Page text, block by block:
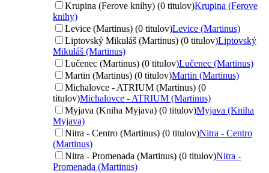
Krupina (Ferove knihy) (0 titulov)Krupina (Ferove
knihy)
Levice (Martinus) (0 titulov)Levice (Martinus)
Liptovský Mikuláš (Martinus) (0 titulov)Liptovský
Mikuláš (Martinus)
Lučenec (Martinus) (0 titulov)Lučenec (Martinus)
Martin (Martinus) (0 titulov)Martin (Martinus)
Michalovce - ATRIUM (Martinus) (0
titulov)Michalovce - ATRIUM (Martinus)
Myjava (Kniha Myjava) (0 titulov)Myjava (Kniha
Myjava)
Nitra - Centro (Martinus) (0 titulov)Nitra - Centro
(Martinus)
Nitra - Promenada (Martinus) (0 titulov)Nitra -
Promenada (Martinus)